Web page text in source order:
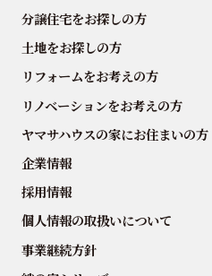
分譲住宅をお探しの方
土地をお探しの方
リフォームをお考えの方
リノベーションをお考えの方
ヤマサハウスの家にお住まいの方
企業情報
採用情報
個人情報の取扱いについて
事業継続方針